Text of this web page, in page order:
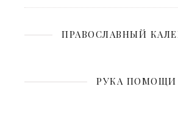
ПРАВОСЛАВНЫЙ
РУКА ПОМОЩИ